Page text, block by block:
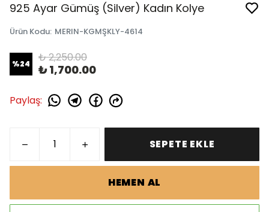
925 Ayar Gümüş (Silver) Kadın Kolye
Ürün Kodu: MERIN-KGMŞKLY-4614
%24 ₺ 2,250.00
₺ 1,700.00
Paylaş:
SEPETE EKLE
HEMEN AL